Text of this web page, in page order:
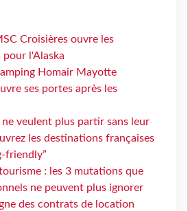
Croisières ouvre les
pour l'Alaska
Homair Mayotte
ses portes après les
ne veulent plus partir sans leur
les destinations françaises
friendly”
: les 3 mutations que
ne peuvent plus ignorer
des contrats de location